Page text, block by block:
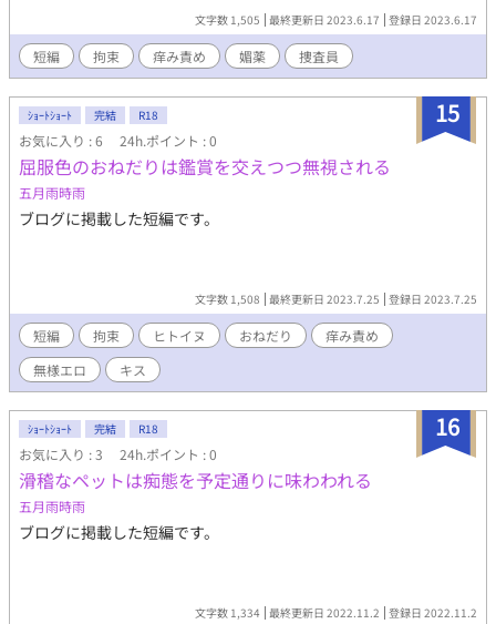
文字数 1,505 最終更新日 2023.6.17 登録日 2023.6.17
短編 拘束 痒み責め 媚薬 捜査員
15
ｼｮｰﾄｼｮｰﾄ 完結 R18
お気に入り : 6 24h.ポイント : 0
屈服色のおねだりは鑑賞を交えつつ無視される
五月雨時雨
ブログに掲載した短編です。
文字数 1,508 最終更新日 2023.7.25 登録日 2023.7.25
短編 拘束 ヒトイヌ おねだり
痒み責め
無様エロ
キス
16
ｼｮｰﾄｼｮｰﾄ 完結 R18
お気に入り : 3 24h.ポイント : 0
滑稽なペットは痴態を予定通りに味わわれる
五月雨時雨
ブログに掲載した短編です。
文字数 1,334 最終更新日 2022.11.2 登録日 2022.11.2